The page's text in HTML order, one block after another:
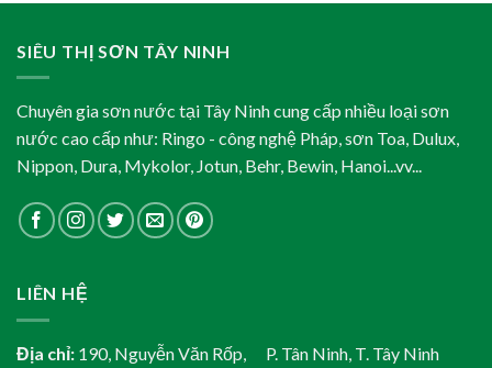
SIÊU THỊ SƠN TÂY NINH
Chuyên gia sơn nước tại Tây Ninh cung cấp nhiều loại sơn
nước cao cấp như: Ringo - công nghệ Pháp, sơn Toa, Dulux,
Nippon, Dura, Mykolor, Jotun, Behr, Bewin, Hanoi...vv...
LIÊN HỆ
Địa chỉ: 190, Nguyễn Văn Rốp, P. Tân Ninh, T. Tây Ninh